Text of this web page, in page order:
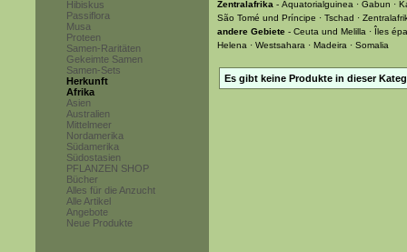
Hibiskus
Passiflora
Musa
Proteen
Samen-Raritäten
Gekeimte Samen
Samen-Sets
Herkunft
Afrika
Asien
Australien
Mittelmeer
Nordamerika
Südamerika
Südostasien
PFLANZEN SHOP
Bücher
Alles für die Anzucht
Alle Artikel
Angebote
Neue Produkte
Zentralafrika - Äquatorialguinea · Gabun ·
São Tomé und Príncipe · Tschad ·
andere Gebiete - Ceuta und Melilla · Îles
Helena · Westsahara · Madeira · Somalia
Es gibt keine Produkte in dieser